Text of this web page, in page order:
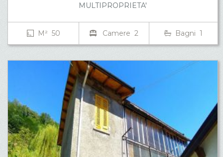
MULTIPROPRIETA'
M² 50 Camere 2 Bagni 1